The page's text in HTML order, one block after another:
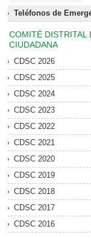
Teléfonos de
COMITÉ DISTRITAL
CIUDADANA
CDSC 2026
CDSC 2025
CDSC 2024
CDSC 2023
CDSC 2022
CDSC 2021
CDSC 2020
CDSC 2019
CDSC 2018
CDSC 2017
CDSC 2016